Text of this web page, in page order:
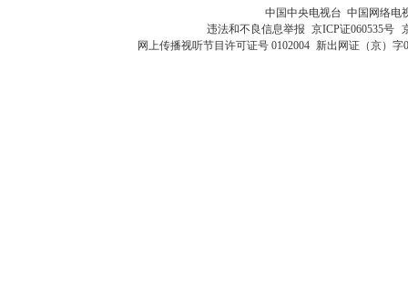
中国中央电视台 中国网络电
违法和不良信息举报 京ICP证060535号
网上传播视听节目许可证号 0102004 新出网证（京）